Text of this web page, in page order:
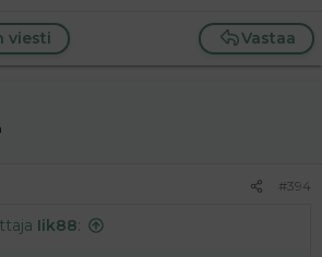
Vastaa
viesti
#394
Iik88: